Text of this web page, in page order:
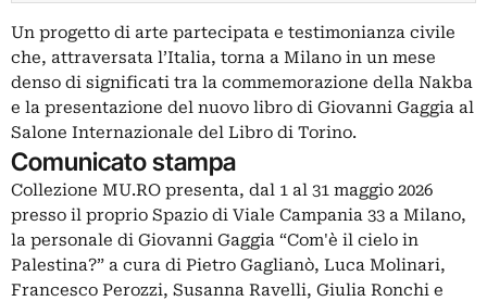
Un progetto di arte partecipata e testimonianza civile
che, attraversata l’Italia, torna a Milano in un mese
denso di significati tra la commemorazione della Nakba
e la presentazione del nuovo libro di Giovanni Gaggia al
Salone Internazionale del Libro di Torino.
Comunicato stampa
Collezione MU.RO presenta, dal 1 al 31 maggio 2026
presso il proprio Spazio di Viale Campania 33 a Milano,
la personale di Giovanni Gaggia “Com'è il cielo in
Palestina?” a cura di Pietro Gaglianò, Luca Molinari,
Francesco Perozzi, Susanna Ravelli, Giulia Ronchi e